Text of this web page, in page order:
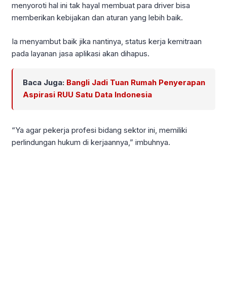
menyoroti hal ini tak hayal membuat para driver bisa
memberikan kebijakan dan aturan yang lebih baik.
Ia menyambut baik jika nantinya, status kerja kemitraan
pada layanan jasa aplikasi akan dihapus.
Baca Juga: Bangli Jadi Tuan Rumah Penyerapan
Aspirasi RUU Satu Data Indonesia
“Ya agar pekerja profesi bidang sektor ini, memiliki
perlindungan hukum di kerjaannya,” imbuhnya.